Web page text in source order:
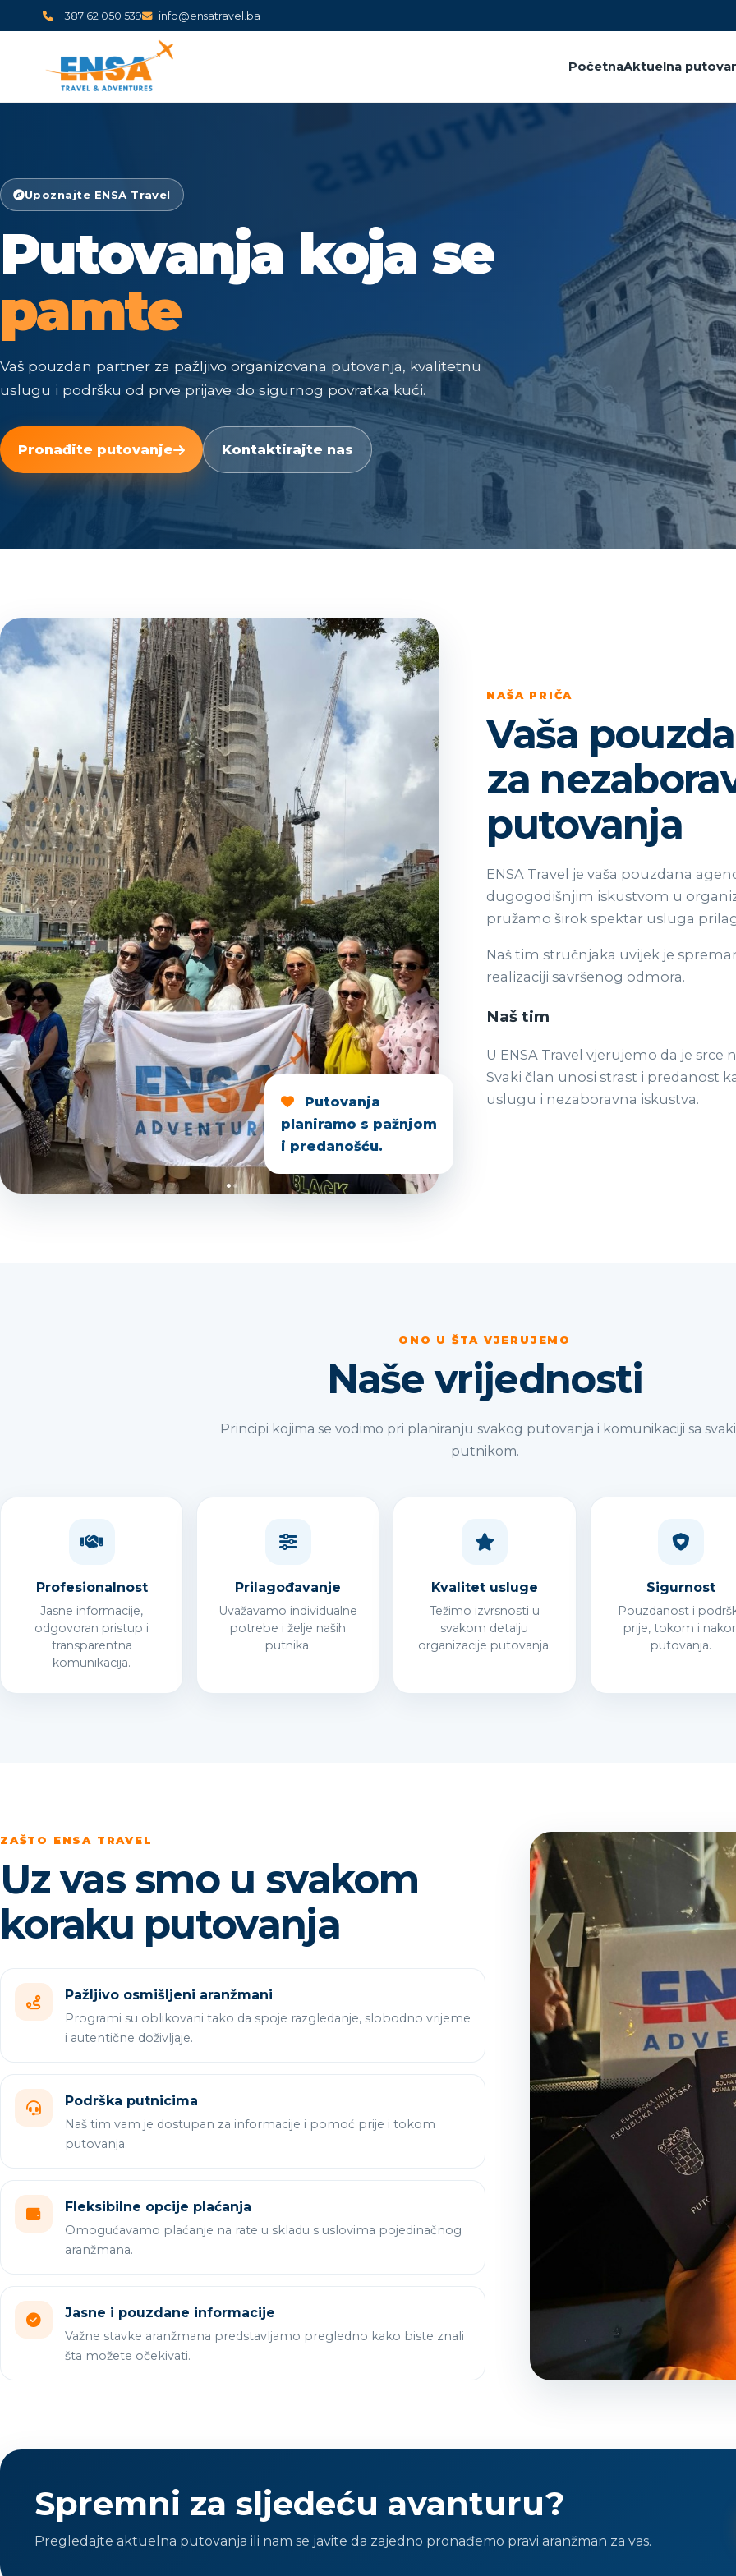
+387 62 050 539 info@ensatravel.ba
PočetnaAktuelna
Upoznajte ENSA Travel
Putovanja koja se
pamte
Vaš pouzdan partner za pažljivo organizovana putovanja, kvalitetnu
uslugu i podršku od prve prijave do sigurnog povratka kući.
Pronađite putovanje Kontaktirajte nas
Putovanja
planiramo s pažnjom
i predanošću.
NAŠA PRIČA
Vaša
za
putovanja
ENSA Travel je vaša pouzdana
dugogodišnjim iskustvom u
pružamo širok spektar usluga
Naš tim stručnjaka uvijek je
realizaciji savršenog odmora.
Naš tim
U ENSA Travel vjerujemo da je
Svaki član unosi strast i predanost
uslugu i nezaboravna iskustva.
ONO U ŠTA VJERUJEMO
Naše vrijednosti
Principi kojima se vodimo pri planiranju svakog putovanja i komunikaciji sa
putnikom.
Profesionalnost
Jasne informacije,
odgovoran pristup i
transparentna
komunikacija.
Prilagođavanje
Uvažavamo individualne
potrebe i želje naših
putnika.
Kvalitet usluge
Težimo izvrsnosti u
svakom detalju
organizacije putovanja.
Sigurnost
Pouzdanost i
prije, tokom i
putovanja.
ZAŠTO ENSA TRAVEL
Uz vas smo u svakom
koraku putovanja
Pažljivo osmišljeni aranžmani
Programi su oblikovani tako da spoje razgledanje, slobodno vrijeme
i autentične doživljaje.
Podrška putnicima
Naš tim vam je dostupan za informacije i pomoć prije i tokom
putovanja.
Fleksibilne opcije plaćanja
Omogućavamo plaćanje na rate u skladu s uslovima pojedinačnog
aranžmana.
Jasne i pouzdane informacije
Važne stavke aranžmana predstavljamo pregledno kako biste znali
šta možete očekivati.
Spremni za sljedeću avanturu?
Pregledajte aktuelna putovanja ili nam se javite da zajedno pronađemo pravi aranžman za vas.